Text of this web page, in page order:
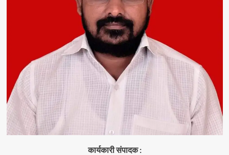
कार्यकारी संपादक :